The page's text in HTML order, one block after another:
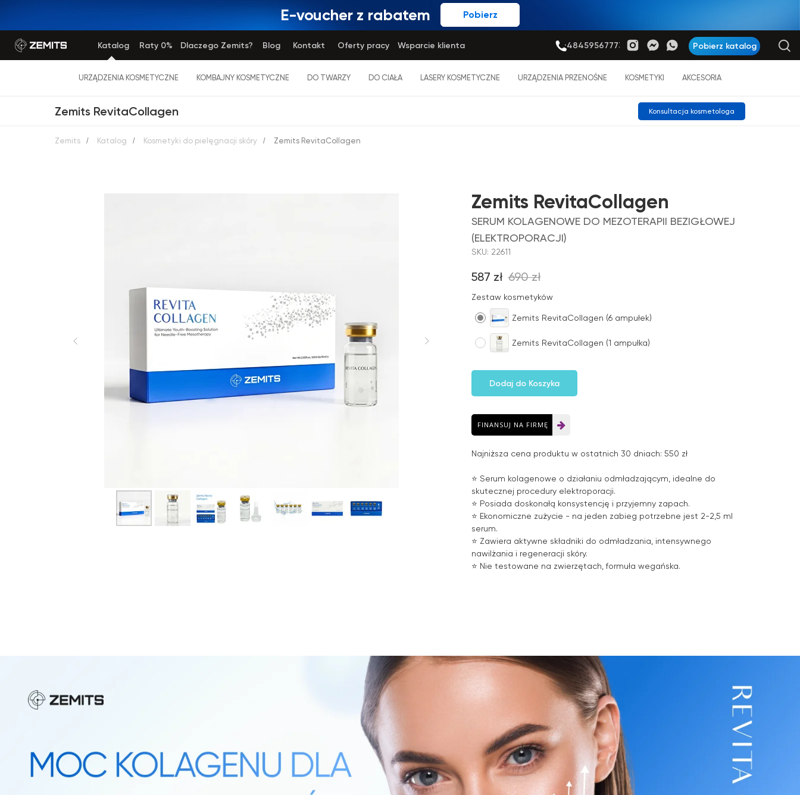
Pobierz
E-voucher z rabatem
Pobierz katalog
Katalog +48459567773
Blog
Raty 0% Dlaczego Zemits? Kontakt Oferty pracy Wsparcie klienta
URZĄDZENIA KOSMETYCZNE KOMBAJNY KOSMETYCZNE DO TWARZY DO CIAŁA LASERY KOSMETYCZNE URZĄDZENIA PRZENOŚNE KOSMETYKI AKCESORIA
Zemits RevitaCollagen Konsultacja kosmetologa
Zemits / Katalog / Kosmetyki do pielęgnacji skóry / Zemits RevitaCollagen
Zemits RevitaCollagen
SERUM KOLAGENOWE DO MEZOTERAPII BEZIGŁOWEJ
(ELEKTROPORACJI)
SKU: 22611
587 zł 690 zł
Zestaw kosmetyków
Zemits RevitaCollagen (6 ampułek)
Zemits RevitaCollagen (1 ampułka)
Dodaj do Koszyka
FINANSUJ NA FIRMĘ
Najniższa cena produktu w ostatnich 30 dniach: 550 zł
⭐ Serum kolagenowe o działaniu odmładzającym, idealne do
skutecznej procedury elektroporacji.
⭐ Posiada doskonałą konsystencję i przyjemny zapach.
⭐ Ekonomiczne zużycie - na jeden zabieg potrzebne jest 2-2,5 ml
serum.
⭐ Zawiera aktywne składniki do odmładzania, intensywnego
nawilżania i regeneracji skóry.
⭐ Nie testowane na zwierzętach, formuła wegańska.